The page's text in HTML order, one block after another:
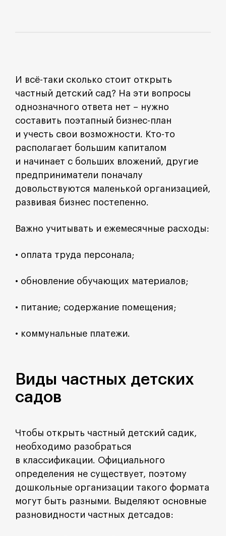
И всё-таки сколько стоит открыть
частный детский сад? На эти вопросы
однозначного ответа нет – нужно
составить поэтапный бизнес-план
и учесть свои возможности. Кто-то
располагает большим капиталом
и начинает с больших вложений, другие
предприниматели поначалу
довольствуются маленькой организацией,
развивая бизнес постепенно.
Важно учитывать и ежемесячные расходы:
• оплата труда персонала;
• обновление обучающих материалов;
• питание; содержание помещения;
• коммунальные платежи.
Виды частных детских
садов
Чтобы открыть частный детский садик,
необходимо разобраться
в классификации. Официального
определения не существует, поэтому
дошкольные организации такого формата
могут быть разными. Выделяют основные
разновидности частных детсадов: